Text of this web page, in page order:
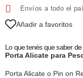
Envíos a todo el
Añadir a favoritos
Lo que tenés que saber
Porta Alicate para
Porta Alicate o Pin on